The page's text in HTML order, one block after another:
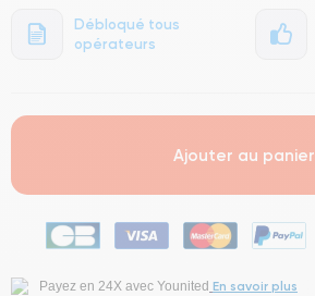
Débloqué tous
opérateurs
Ajouter au panier
Payez en 24X avec Younited En savoir plus